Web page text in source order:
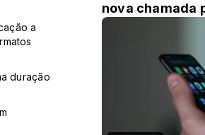
a
duração
nova chamada